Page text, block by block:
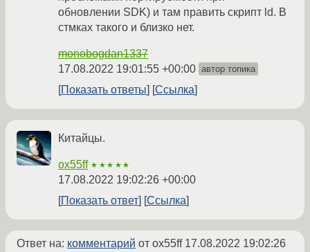
обновлении SDK) и там править скрипт ld. В
стмках такого и близко нет.
monobogdan1337
17.08.2022 19:01:55 +00:00 автор топика
Показать ответы Ссылка
Китайцы.
ox55ff ★★★★★
17.08.2022 19:02:26 +00:00
Показать ответ
Ссылка
Ответ на: комментарий от ox55ff 17.08.2022 19:02:26